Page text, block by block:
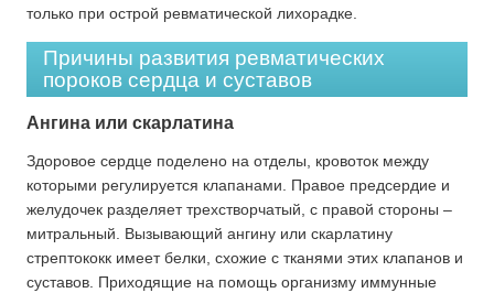
только при острой ревматической лихорадке.
Причины развития ревматических
пороков сердца и суставов
Ангина или скарлатина
Здоровое сердце поделено на отделы, кровоток между
которыми регулируется клапанами. Правое предсердие и
желудочек разделяет трехстворчатый, с правой стороны –
митральный. Вызывающий ангину или скарлатину
стрептококк имеет белки, схожие с тканями этих клапанов и
суставов. Приходящие на помощь организму иммунные